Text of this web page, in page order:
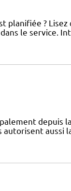
planifiée ?
le service.
depuis
aussi